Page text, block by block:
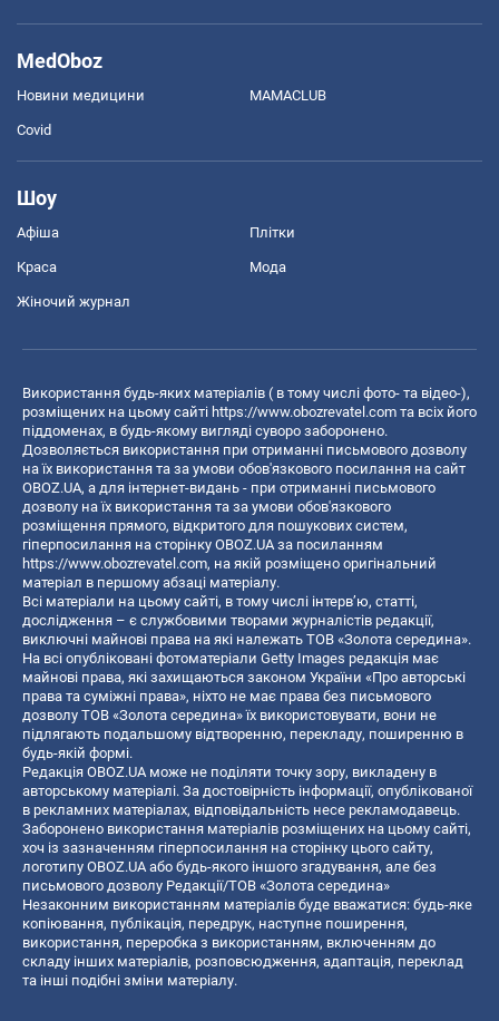
MedOboz
Новини медицини MAMACLUB
Covid
Шоу
Афіша Плітки
Краса Мода
Жіночий журнал
Використання будь-яких матеріалів ( в тому числі фото- та відео-),
розміщених на цьому сайті https://www.obozrevatel.com та всіх його
піддоменах, в будь-якому вигляді суворо заборонено.
Дозволяється використання при отриманні письмового дозволу
на їх використання та за умови обов'язкового посилання на сайт
OBOZ.UA, а для інтернет-видань - при отриманні письмового
дозволу на їх використання та за умови обов'язкового
розміщення прямого, відкритого для пошукових систем,
гіперпосилання на сторінку OBOZ.UA за посиланням
https://www.obozrevatel.com, на якій розміщено оригінальний
матеріал в першому абзаці матеріалу.
Всі матеріали на цьому сайті, в тому числі інтерв’ю, статті,
дослідження – є службовими творами журналістів редакції,
виключні майнові права на які належать ТОВ «Золота середина».
На всі опубліковані фотоматеріали Getty Images редакція має
майнові права, які захищаються законом України «Про авторські
права та суміжні права», ніхто не має права без письмового
дозволу ТОВ «Золота середина» їх використовувати, вони не
підлягають подальшому відтворенню, перекладу, поширенню в
будь-якій формі.
Редакція OBOZ.UA може не поділяти точку зору, викладену в
авторському матеріалі. За достовірність інформації, опублікованої
в рекламних матеріалах, відповідальність несе рекламодавець.
Заборонено використання матеріалів розміщених на цьому сайті,
хоч із зазначенням гіперпосилання на сторінку цього сайту,
логотипу OBOZ.UA або будь-якого іншого згадування, але без
письмового дозволу Редакції/ТОВ «Золота середина»
Незаконним використанням матеріалів буде вважатися: будь-яке
копiювання, публiкацiя, передрук, наступне поширення,
використання, переробка з використанням, включенням до
складу інших матеріалів, розповсюдження, адаптація, переклад
та інші подібні зміни матеріалу.